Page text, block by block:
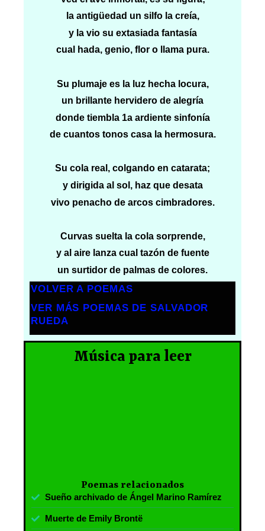
la antigüedad un silfo la creía,
y la vio su extasiada fantasía
cual hada, genio, flor o llama pura.
Su plumaje es la luz hecha locura,
un brillante hervidero de alegría
donde tiembla 1a ardiente sinfonía
de cuantos tonos casa la hermosura.
Su cola real, colgando en catarata;
y dirigida al sol, haz que desata
vivo penacho de arcos cimbradores.
Curvas suelta la cola sorprende,
y al aire lanza cual tazón de fuente
un surtidor de palmas de colores.
VOLVER A POEMAS
VER MÁS POEMAS DE SALVADOR
RUEDA
Música para leer
Poemas relacionados
Sueño archivado de Ángel Marino Ramírez
Muerte de Emily Brontë